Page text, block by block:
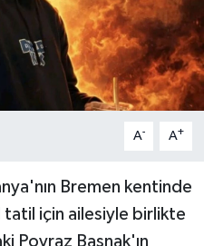
A- A+
Bremen kentinde
tatil için ailesiyle birlikte
Poyraz Başnak'ın